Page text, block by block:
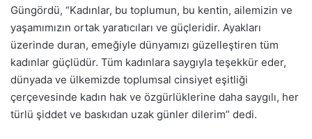
Güngördü, “Kadınlar, bu toplumun, bu kentin, ailemizin ve
yaşamımızın ortak yaratıcıları ve güçleridir. Ayakları
üzerinde duran, emeğiyle dünyamızı güzelleştiren tüm
kadınlar güçlüdür. Tüm kadınlara saygıyla teşekkür eder,
dünyada ve ülkemizde toplumsal cinsiyet eşitliği
çerçevesinde kadın hak ve özgürlüklerine daha saygılı, her
türlü şiddet ve baskıdan uzak günler dilerim” dedi.